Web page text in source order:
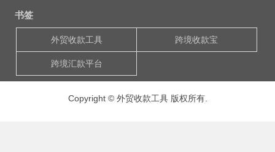
书签
外贸收款工具 跨境收款宝
跨境汇款平台
Copyright © 外贸收款工具 版权所有.